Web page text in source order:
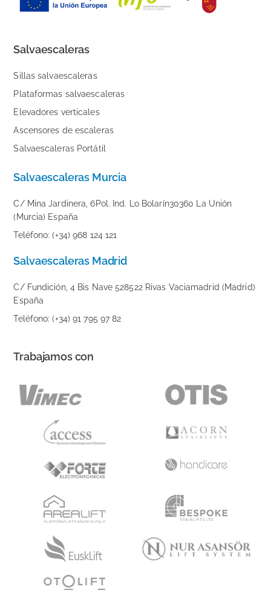
Salvaescaleras
Sillas salvaescaleras
Plataformas salvaescaleras
Elevadores verticales
Ascensores de escaleras
Salvaescaleras Portátil
Salvaescaleras Murcia
C/ Mina Jardinera, 6Pol. Ind. Lo Bolarín30360 La Unión
(Murcia) España
Teléfono: (+34) 968 124 121
Salvaescaleras Madrid
C/ Fundición, 4 Bis Nave 528522 Rivas Vaciamadrid (Madrid)
España
Teléfono: (+34) 91 795 97 82
Trabajamos con